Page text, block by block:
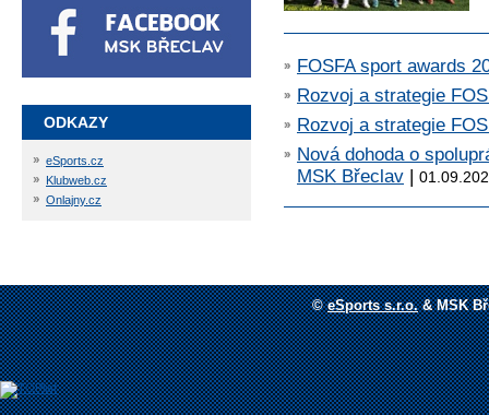
FOSFA sport awards
Rozvoj a strategie
Rozvoj a strategie
Nová dohoda o
MSK Břeclav |
ODKAZY
eSports.cz
Klubweb.cz
Onlajny.cz
©eSports s.r.o.&MSK